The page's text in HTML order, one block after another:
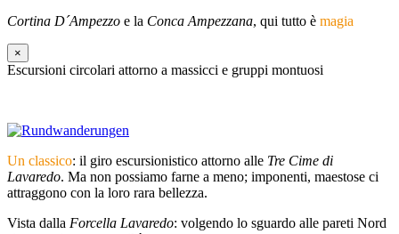
Cortina D´Ampezzo e la Conca Ampezzana, qui tutto è magia
×
Escursioni circolari attorno a massicci e gruppi montuosi
Un classico: il giro escursionistico attorno alle Tre Cime di
Lavaredo. Ma non possiamo farne a meno; imponenti, maestose ci
attraggono con la loro rara bellezza.
Vista dalla Forcella Lavaredo: volgendo lo sguardo alle pareti Nord